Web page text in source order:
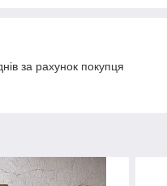
за рахунок покупця